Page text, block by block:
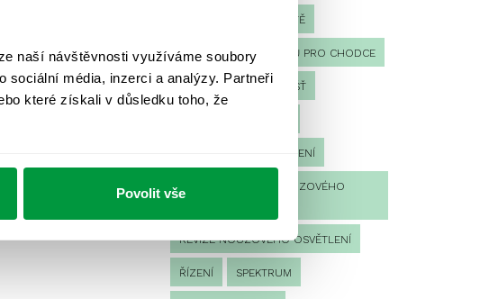
naší návštěvnosti využíváme soubory
sociální média, inzerci a analýzy. Partneři
které získali v důsledku toho, že
Povolit vše
OSVĚTLENÍ PRACOVIŠTĚ
OSVĚTLENÍ PŘECHODŮ PRO CHODCE
OSVĚTLENÍ SPORTOVIŠŤ
PROTIPANICKÉ OSVĚTLENÍ
PROVOZNÍ DENÍK NOUZOVÉHO
REVIZE NOUZOVÉHO OSVĚTLENÍ
ŘÍZENÍ SPEKTRUM